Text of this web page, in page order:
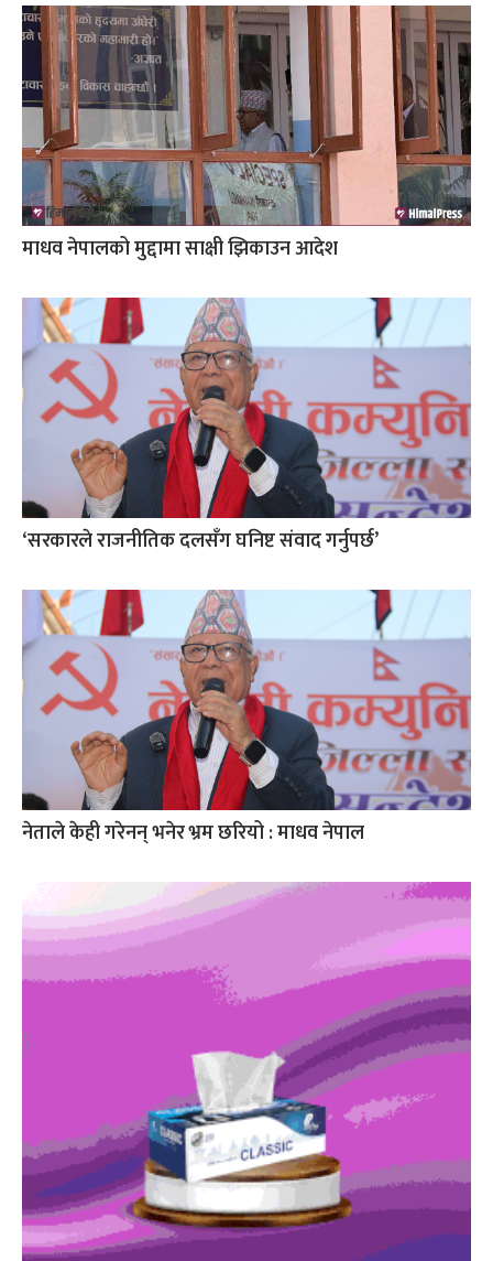
माधव नेपालको मुद्दामा साक्षी झिकाउन आदेश
‘सरकारले राजनीतिक दलसँग घनिष्ट संवाद गर्नुपर्छ’
नेताले केही गरेनन् भनेर भ्रम छरियो : माधव नेपाल